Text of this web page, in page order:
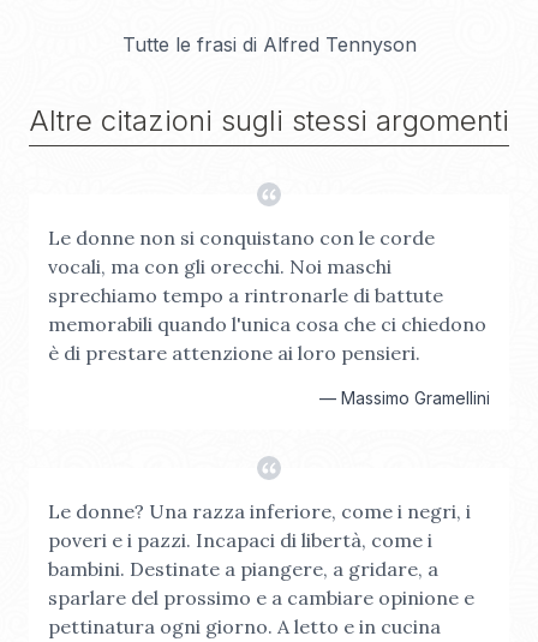
Tutte le frasi di Alfred Tennyson
Altre citazioni sugli stessi argomenti
Le donne non si conquistano con le corde
vocali, ma con gli orecchi. Noi maschi
sprechiamo tempo a rintronarle di battute
memorabili quando l'unica cosa che ci chiedono
è di prestare attenzione ai loro pensieri.
— Massimo Gramellini
Le donne? Una razza inferiore, come i negri, i
poveri e i pazzi. Incapaci di libertà, come i
bambini. Destinate a piangere, a gridare, a
sparlare del prossimo e a cambiare opinione e
pettinatura ogni giorno. A letto e in cucina